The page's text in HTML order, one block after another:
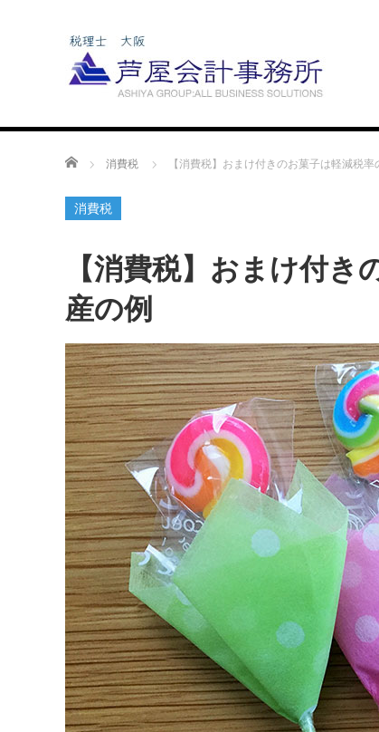
ホーム
消費税 【消費税】おまけ付きのお菓子は軽減税
消費税
【消費税】おまけ付
産の例